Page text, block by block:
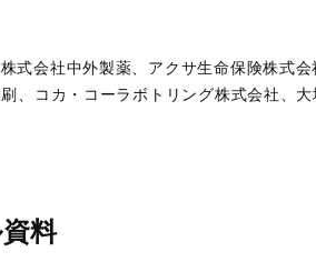
式会社中外製薬、アクサ生命保険株式
、コカ・コーラボトリング株式会社、
料